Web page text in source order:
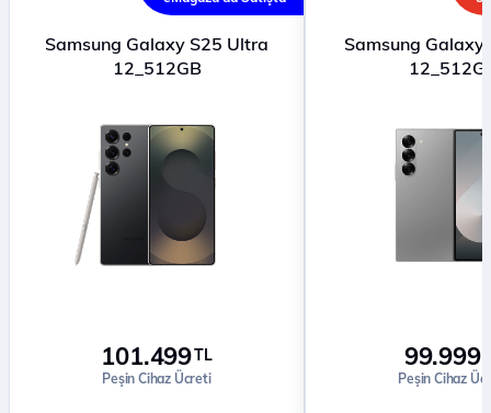
Samsung Galaxy S25 Ultra
12_512GB
101.499TL
Peşin Cihaz Ücreti
Samsung Galaxy
99.999
Peşin Cihaz